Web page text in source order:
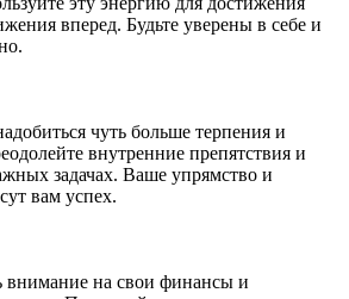
вперед. Будьте уверены в себе и
чуть больше терпения и
внутренние препятствия и
задачах. Ваше упрямство и
вам успех.
внимание на свои финансы и